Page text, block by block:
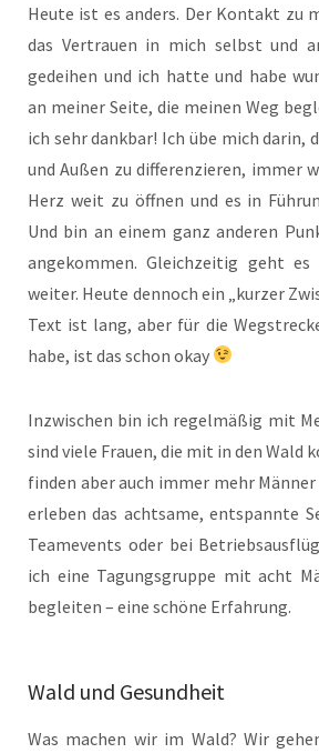
Heute ist es anders. Der Kontakt zu
das Vertrauen in mich selbst und
gedeihen und ich hatte und habe
an meiner Seite, die meinen Weg
ich sehr dankbar! Ich übe mich darin,
und Außen zu differenzieren, immer
Herz weit zu öffnen und es in
Und bin an einem ganz anderen
angekommen. Gleichzeitig geht es
weiter. Heute dennoch ein „kurzer
Text ist lang, aber für die
habe, ist das schon okay
Inzwischen bin ich regelmäßig mit
sind viele Frauen, die mit in den Wald
finden aber auch immer mehr
erleben das achtsame, entspannte
Teamevents oder bei
ich eine Tagungsgruppe mit acht
begleiten – eine schöne Erfahrung.
Wald und Gesundheit
Was machen wir im Wald? Wir